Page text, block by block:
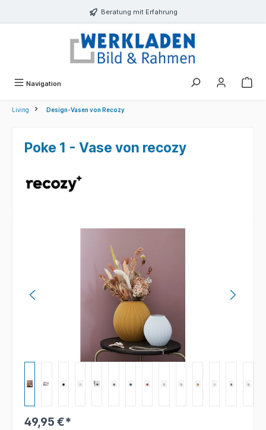
Beratung mit Erfahrung
Navigation
Living Design-Vasen von Recozy
Poke 1 - Vase von recozy
49,95 €*